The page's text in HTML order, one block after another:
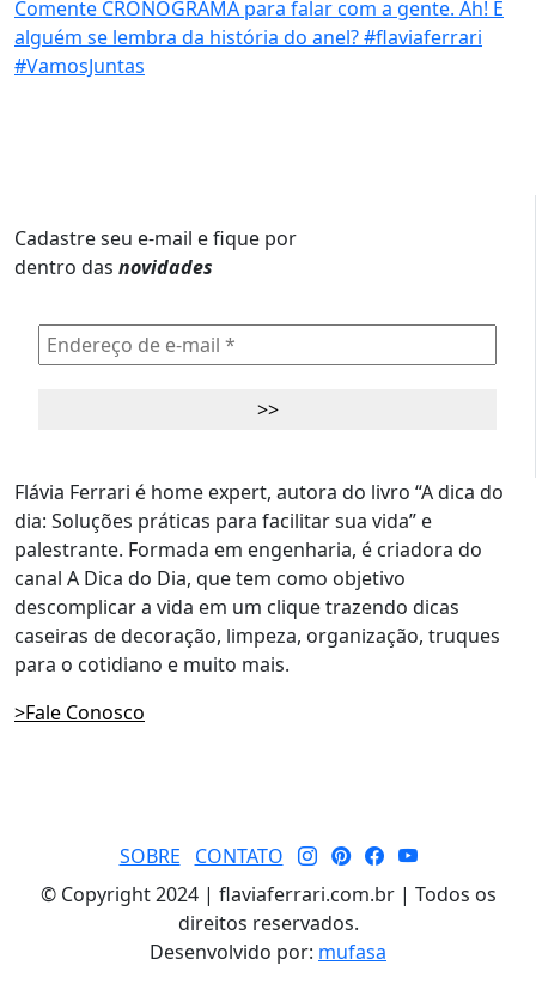
Cadastre seu e-mail e fique por
dentro das novidades
Flávia Ferrari é home expert, autora do livro “A dica do
dia: Soluções práticas para facilitar sua vida” e
palestrante. Formada em engenharia, é criadora do
canal A Dica do Dia, que tem como objetivo
descomplicar a vida em um clique trazendo dicas
caseiras de decoração, limpeza, organização, truques
para o cotidiano e muito mais.
>Fale Conosco
SOBRE
CONTATO
© Copyright 2024 | flaviaferrari.com.br | Todos os
direitos reservados.
Desenvolvido por: mufasa